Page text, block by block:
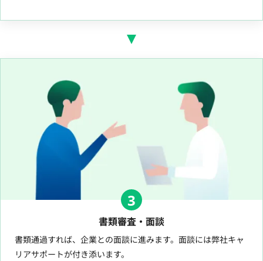
3
書類審査・面談
書類通過すれば、企業との面談に進みます。面談には弊社キャ
リアサポートが付き添います。